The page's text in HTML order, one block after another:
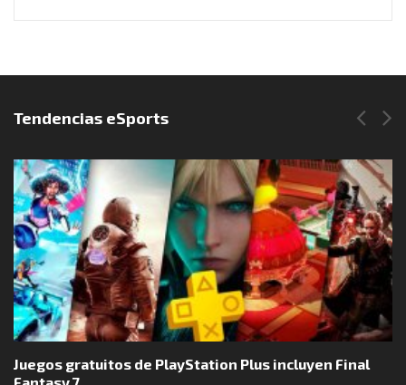
Síguenos en Instagram
Tendencias eSports
Juegos gratuitos de PlayStation Plus incluyen Final